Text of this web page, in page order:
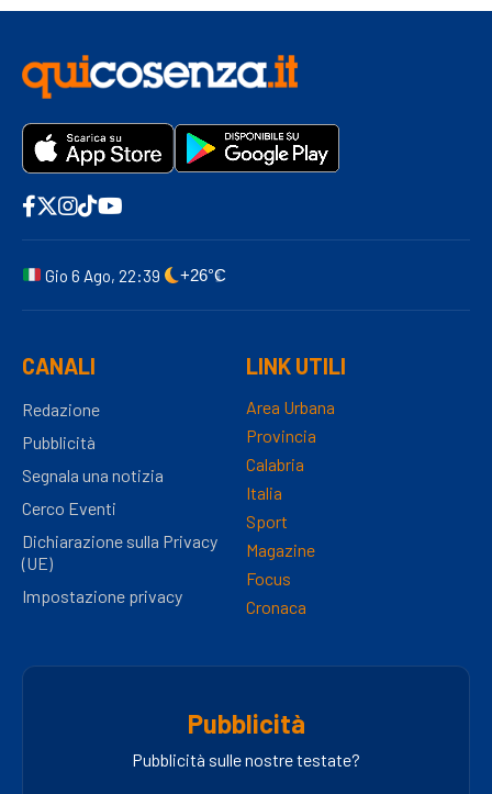
Gio 6 Ago, 22:39 +26°C
CANALI
Redazione
Pubblicità
Segnala una notizia
Cerco Eventi
Dichiarazione sulla Privacy
(UE)
Impostazione privacy
LINK UTILI
Area Urbana
Provincia
Calabria
Italia
Sport
Magazine
Focus
Cronaca
Pubblicità
Pubblicità sulle nostre testate?